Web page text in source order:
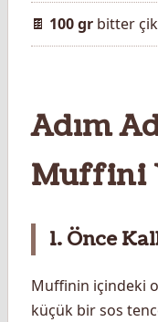
🍫 100 gr bitter
Adım
Muffini
1. Önce
Muffinin içindeki
küçük bir sos